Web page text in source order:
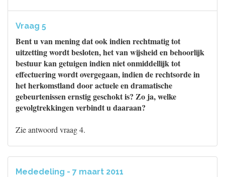
Vraag 5
Bent u van mening dat ook indien rechtmatig tot
uitzetting wordt besloten, het van wijsheid en behoorlijk
bestuur kan getuigen indien niet onmiddellijk tot
effectuering wordt overgegaan, indien de rechtsorde in
het herkomstland door actuele en dramatische
gebeurtenissen ernstig geschokt is? Zo ja, welke
gevolgtrekkingen verbindt u daaraan?
Zie antwoord vraag 4.
Mededeling - 7 maart 2011